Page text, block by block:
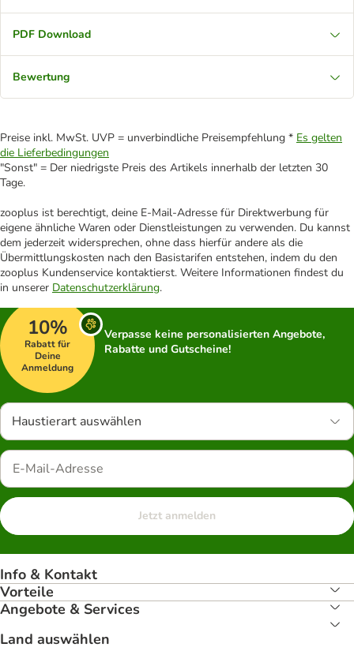
PDF Download
Bewertung
Preise inkl. MwSt. UVP = unverbindliche Preisempfehlung * Es gelten
die Lieferbedingungen
"Sonst" = Der niedrigste Preis des Artikels innerhalb der letzten 30
Tage.
zooplus ist berechtigt, deine E-Mail-Adresse für Direktwerbung für
eigene ähnliche Waren oder Dienstleistungen zu verwenden. Du kannst
dem jederzeit widersprechen, ohne dass hierfür andere als die
Übermittlungskosten nach den Basistarifen entstehen, indem du den
zooplus Kundenservice kontaktierst. Weitere Informationen findest du
in unserer Datenschutzerklärung.
10%
Rabatt für
Deine
Anmeldung
Verpasse keine personalisierten Angebote,
Rabatte und Gutscheine!
Haustierart auswählen
Jetzt anmelden
Info & Kontakt
Vorteile
Angebote & Services
Land auswählen